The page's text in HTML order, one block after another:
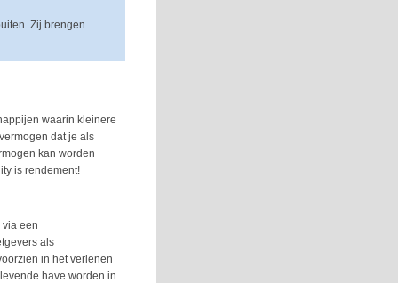
Zij brengen
waarin kleinere
dat je als
kan worden
is rendement!
een
als
in het verlenen
have worden in